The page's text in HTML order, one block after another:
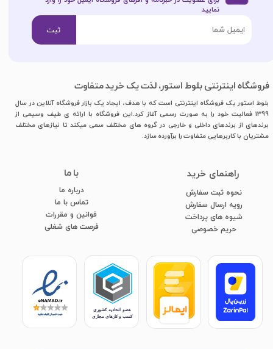
فروشگاه اینترنتی بلوط استور، لذت یک خرید متفاوت
بلوط استور یک فروشگاه اینترنتی است که با هدف، ایجاد یک بازار فروشگاه آنلاین در سال
1399 فعالیت خود را به صورت رسمی آغاز کرد.این فروشگاه با ارائه ی طیف وسیعی از
برندهای از برندهای داخلی و خارجی در گروه های مختلف سعی میکند تا نیازهای مختلف
مشتریان با کاربرهایی متفاوت را برآورده سازد.
با ما
درباره ما
تماس با ما
قوانین و مقررات
فرصت های شغلی
​راهنمای خرید
نحوه ثبت سفارش
رویه ارسال سفارش
شیوه های پرداخت
​​​​​​​حریم خصوصی
نمایید​​​​​​​
ثبت